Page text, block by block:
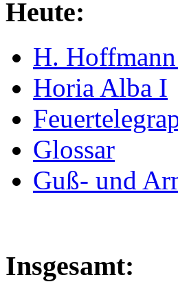
Heute:
H.
Horia Alba I
Glossar
Guß- und
Insgesamt: